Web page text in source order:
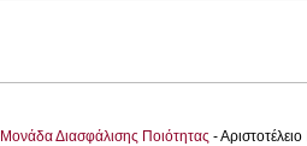
Μονάδα Διασφάλισης Ποιότητας -